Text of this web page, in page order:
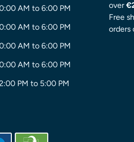
AM to 6:00 PM
AM to 6:00 PM
AM to 6:00 PM
AM to 6:00 PM
PM to 5:00 PM
over
Free
orders